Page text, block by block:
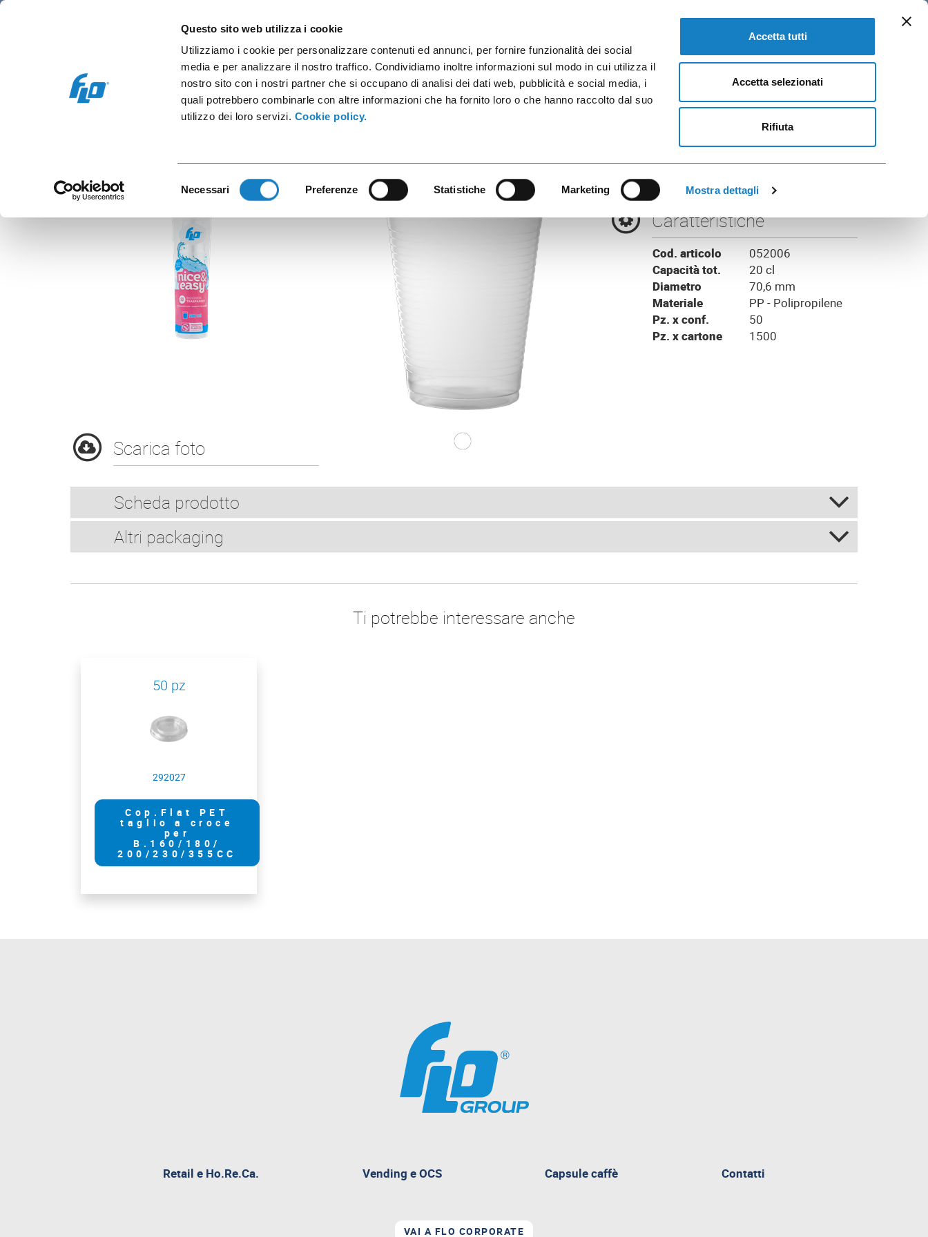
Questo sito web utilizza i cookie
Utilizziamo i cookie per personalizzare contenuti ed annunci, per fornire funzionalità dei social
media e per analizzare il nostro traffico. Condividiamo inoltre informazioni sul modo in cui utilizza il
nostro sito con i nostri partner che si occupano di analisi dei dati web, pubblicità e social media, i
quali potrebbero combinarle con altre informazioni che ha fornito loro o che hanno raccolto dal suo
utilizzo dei loro servizi. Cookie policy.
Necessari Preferenze Statistiche Marketing Mostra dettagli
Accetta tutti
Accetta selezionati
Rifiuta
Retail e Ho.Re.Ca. Vending e OCS Capsule caffè IT
Nice & Easy
B.200CC PP Trasparente
Caratteristiche
Cod. articolo
052006
Capacità tot.
20 cl
Diametro
70,6 mm
Materiale
PP - Polipropilene
Pz. x conf.
50
Pz. x cartone
1500
Scarica foto
Scheda prodotto
Altri packaging
Ti potrebbe interessare anche
50 pz
292027
Cop.Flat PET
taglio a croce
per
B.160/180/
200/230/355CC
Retail e Ho.Re.Ca. Vending e OCS Capsule caffè Contatti
VAI A FLO CORPORATE